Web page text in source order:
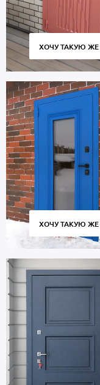
ХОЧУ ТАКУЮ ЖЕ
ХОЧУ ТАКУЮ ЖЕ